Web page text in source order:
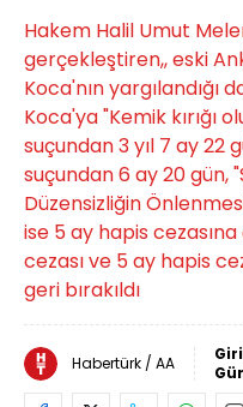
Hakem Halil Umut
gerçekleştiren,, eski
Koca'nın yargılandığı
Koca'ya "Kemik kırığı
suçundan 3 yıl 7 ay 22
suçundan 6 ay 20 gün,
Düzensizliğin
ise 5 ay hapis cezasına
cezası ve 5 ay hapis
geri bırakıldı
Habertürk / AA